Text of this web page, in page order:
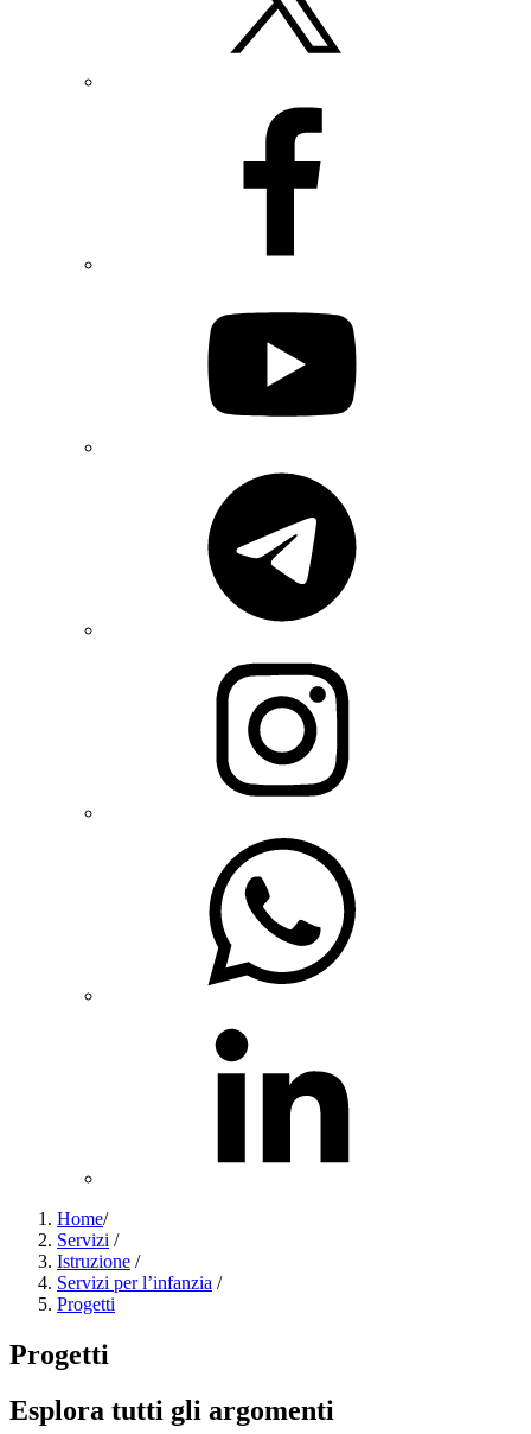
Home/
Servizi /
Istruzione /
Servizi per l’infanzia /
Progetti
Progetti
Esplora tutti gli argomenti